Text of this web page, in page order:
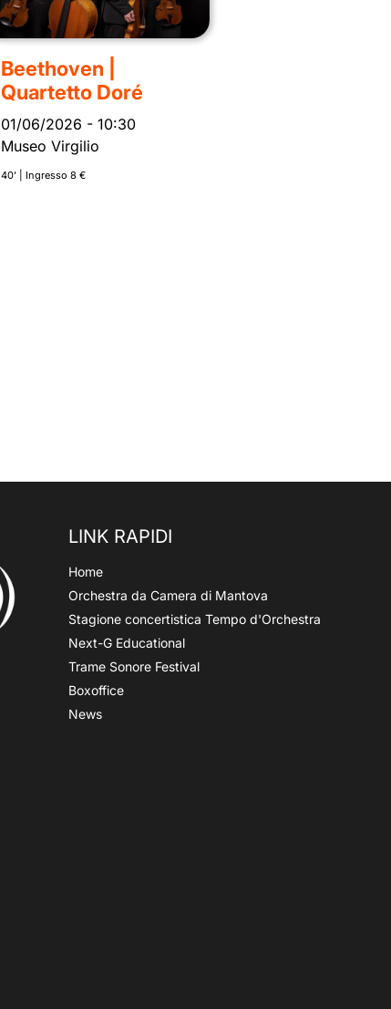
Beethoven |
Quartetto Doré
01/06/2026 - 10:30
Museo Virgilio
40’ | Ingresso 8 €
LINK RAPIDI
Home
Orchestra da Camera di Mantova
Stagione concertistica Tempo d'Orchestra
Next-G Educational
Trame Sonore Festival
Boxoffice
News